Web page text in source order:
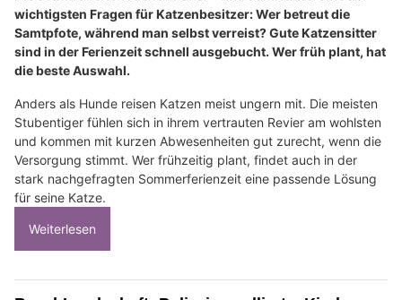
wichtigsten Fragen für Katzenbesitzer: Wer betreut die
Samtpfote, während man selbst verreist? Gute Katzensitter
sind in der Ferienzeit schnell ausgebucht. Wer früh plant, hat
die beste Auswahl.
Anders als Hunde reisen Katzen meist ungern mit. Die meisten
Stubentiger fühlen sich in ihrem vertrauten Revier am wohlsten
und kommen mit kurzen Abwesenheiten gut zurecht, wenn die
Versorgung stimmt. Wer frühzeitig plant, findet auch in der
stark nachgefragten Sommerferienzeit eine passende Lösung
für seine Katze.
Weiterlesen